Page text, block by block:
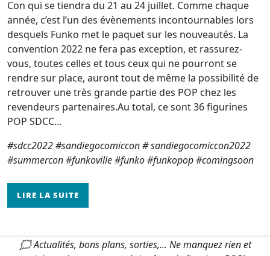
Con qui se tiendra du 21 au 24 juillet. Comme chaque
année, c’est l’un des évènements incontournables lors
desquels Funko met le paquet sur les nouveautés. La
convention 2022 ne fera pas exception, et rassurez-
vous, toutes celles et tous ceux qui ne pourront se
rendre sur place, auront tout de même la possibilité de
retrouver une très grande partie des POP chez les
revendeurs partenaires.Au total, ce sont 36 figurines
POP SDCC...
#sdcc2022 #sandiegocomiccon # sandiegocomiccon2022
#summercon #funkoville #funko #funkopop #comingsoon
LIRE LA SUITE
🗯 Actualités, bons plans, sorties,... Ne manquez rien et